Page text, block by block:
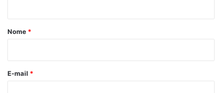
r
*
Nome *
E-mail *